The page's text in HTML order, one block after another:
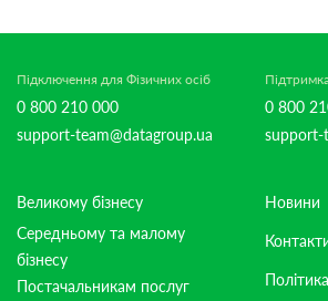
Підключення для Фізичних осіб
0 800 210 000
support-team@datagroup.ua
0 800
support-
Великому бізнесу
Середньому та малому
бізнесу
Постачальникам послуг
Новини